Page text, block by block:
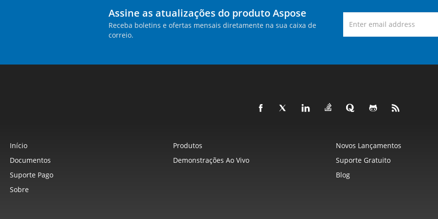
Assine as atualizações do produto Aspose
Receba boletins e ofertas mensais diretamente na sua caixa de
correio.
Início Produtos Novos Lançamentos
Documentos
Demonstrações Ao Vivo Suporte Gratuito
Suporte Pago
Blog
Sobre